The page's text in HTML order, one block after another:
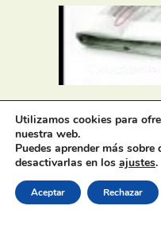
Oferta de
DE
31 de
Utilizamos cookies para
nuestra web.
Puedes aprender más
desactivarlas en los ajustes.
Aceptar Rechazar